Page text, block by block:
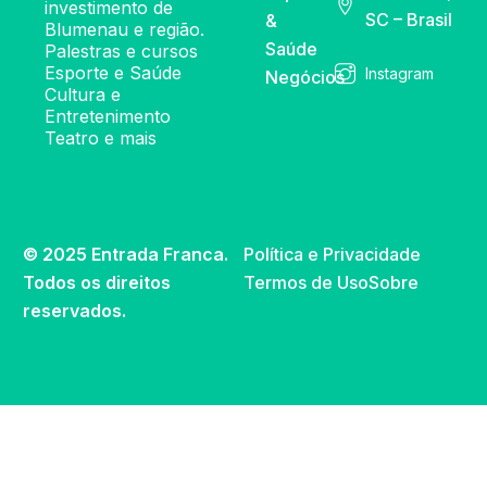
investimento de
Blumenau e região.
Palestras e cursos
Esporte e Saúde
Cultura e
Entretenimento
Teatro e mais
&
Saúde
Negócios
SC – Brasil
Instagram
© 2025 Entrada Franca.
Todos os direitos
reservados.
Política e Privacidade
Termos de UsoSobre